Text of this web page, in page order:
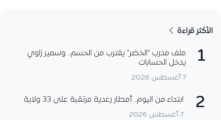
الأكثر قراءة
1
ملف مدرب “الخضر” يقترب من الحسم.. وسمير زاوي
يدخل الحسابات
7 أغسطس 2026
2 ابتداء من اليوم.. أمطار رعدية مرتقبة على 33 ولاية
7 أغسطس 2026